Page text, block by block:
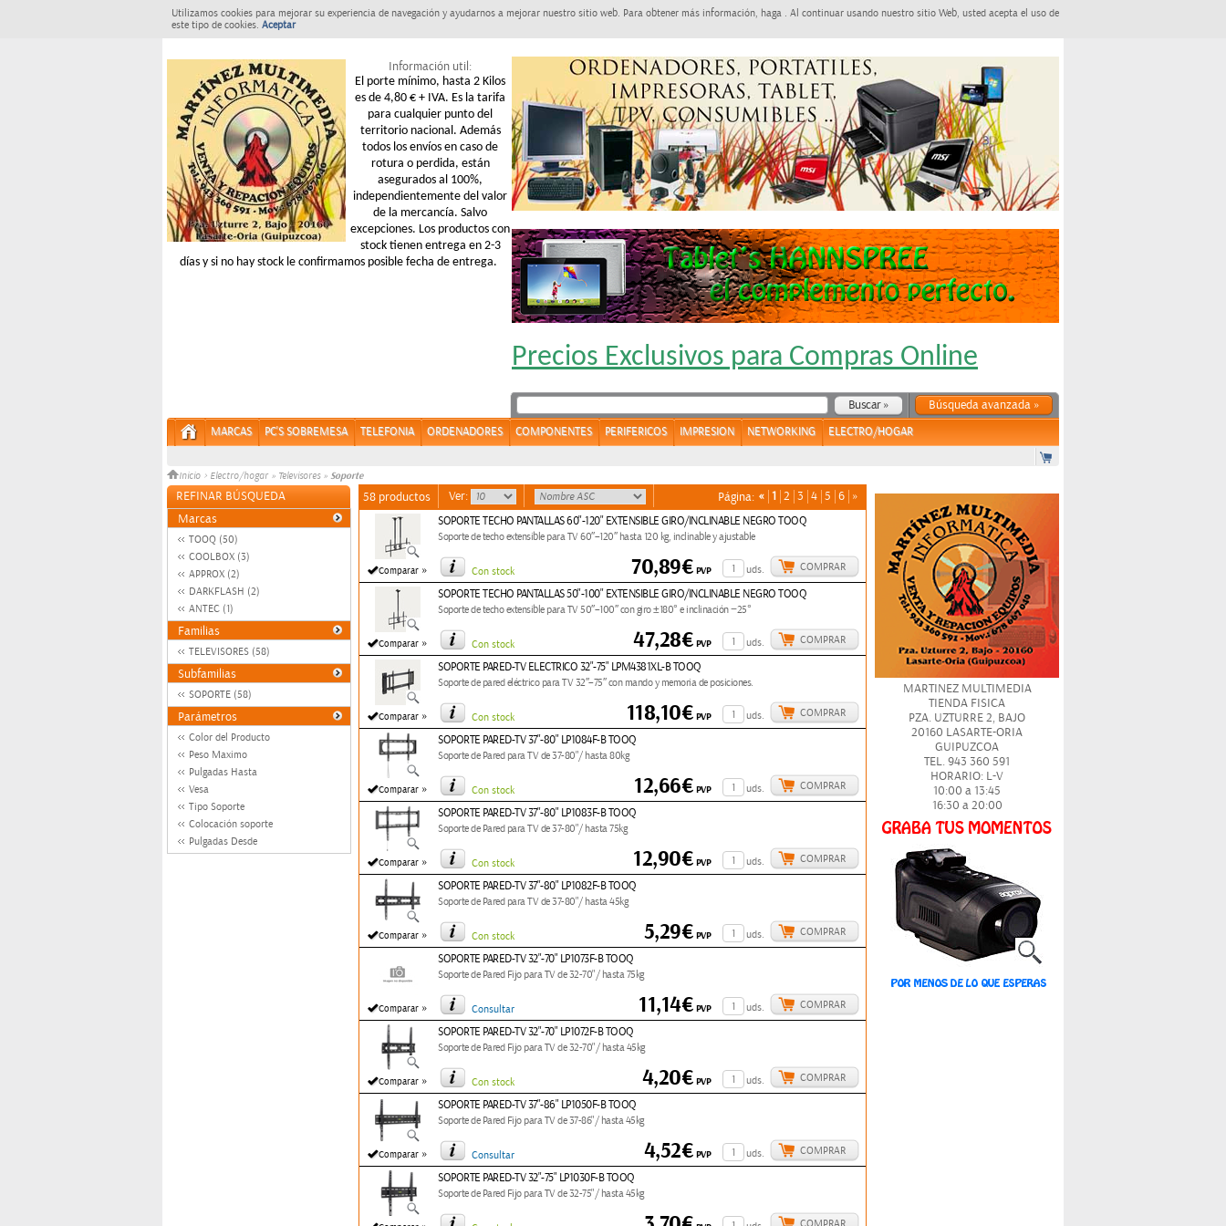
Utilizamos cookies para mejorar su experiencia de navegación y ayudarnos a mejorar nuestro sitio web. Para obtener más información, haga . Al continuar usando nuestro sitio Web, usted acepta el uso de
este tipo de cookies. Aceptar
Información util:
El porte mínimo, hasta 2 Kilos
es de 4,80 € + IVA. Es la tarifa
para cualquier punto del
territorio nacional. Además
todos los envíos en caso de
rotura o perdida, están
asegurados al 100%,
independientemente del valor
de la mercancía. Salvo
excepciones. Los productos con
stock tienen entrega en 2-3
días y si no hay stock le confirmamos posible fecha de entrega.
Precios Exclusivos para Compras Online
Búsqueda avanzada »
MARCAS PC'S SOBREMESA TELEFONIA ORDENADORES COMPONENTES PERIFERICOS IMPRESION NETWORKING ELECTRO/HOGAR
Inicio > Electro/hogar » Televisores » Soporte
REFINAR BÚSQUEDA
Marcas
TOOQ (50)
COOLBOX (3)
APPROX (2)
DARKFLASH (2)
ANTEC (1)
Familias
TELEVISORES (58)
Subfamilias
SOPORTE (58)
Parámetros
Color del Producto
Peso Maximo
Pulgadas Hasta
Vesa
Tipo Soporte
Colocación soporte
Pulgadas Desde
58 productos Ver: Página: « 1 2 3 4 5 6 »
Comparar »
SOPORTE TECHO PANTALLAS 60"-120" EXTENSIBLE GIRO/INCLINABLE NEGRO TOOQ
Soporte de techo extensible para TV 60″–120″ hasta 120 kg, inclinable y ajustable
Con stock uds. COMPRAR
70,89€PVP
Comparar »
SOPORTE TECHO PANTALLAS 50"-100" EXTENSIBLE GIRO/INCLINABLE NEGRO TOOQ
Soporte de techo extensible para TV 50″–100″ con giro ±180° e inclinación −25°
Con stock uds. COMPRAR
47,28€PVP
Comparar »
SOPORTE PARED-TV ELECTRICO 32"-75" LPM4381XL-B TOOQ
Soporte de pared eléctrico para TV 32″–75″ con mando y memoria de posiciones.
Con stock uds. COMPRAR
118,10€PVP
Comparar »
SOPORTE PARED-TV 37"-80" LP1084F-B TOOQ
Soporte de Pared para TV de 37-80"/ hasta 80kg
Con stock uds. COMPRAR
12,66€PVP
Comparar »
SOPORTE PARED-TV 37"-80" LP1083F-B TOOQ
Soporte de Pared para TV de 37-80"/ hasta 75kg
Con stock uds. COMPRAR
12,90€PVP
Comparar »
SOPORTE PARED-TV 37"-80" LP1082F-B TOOQ
Soporte de Pared para TV de 37-80"/ hasta 45kg
Con stock uds. COMPRAR
5,29€PVP
Comparar »
SOPORTE PARED-TV 32"-70" LP1073F-B TOOQ
Soporte de Pared Fijo para TV de 32-70"/ hasta 75kg
Consultar uds. COMPRAR
11,14€PVP
Comparar »
SOPORTE PARED-TV 32"-70" LP1072F-B TOOQ
Soporte de Pared Fijo para TV de 32-70"/ hasta 45kg
Con stock uds. COMPRAR
4,20€PVP
Comparar »
SOPORTE PARED-TV 37"-86" LP1050F-B TOOQ
Soporte de Pared Fijo para TV de 37-86"/ hasta 45kg
Consultar uds. COMPRAR
4,52€PVP
SOPORTE PARED-TV 32"-75" LP1030F-B TOOQ
Soporte de Pared Fijo para TV de 32-75"/ hasta 45kg
MARTINEZ MULTIMEDIA
TIENDA FISICA
PZA. UZTURRE 2, BAJO
20160 LASARTE-ORIA
GUIPUZCOA
TEL. 943 360 591
HORARIO: L-V
10:00 a 13:45
16:30 a 20:00